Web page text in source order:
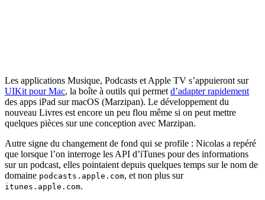
Les applications Musique, Podcasts et Apple TV s’appuieront sur
UIKit pour Mac, la boîte à outils qui permet d’adapter rapidement
des apps iPad sur macOS (Marzipan). Le développement du
nouveau Livres est encore un peu flou même si on peut mettre
quelques pièces sur une conception avec Marzipan.
Autre signe du changement de fond qui se profile : Nicolas a repéré
que lorsque l’on interroge les API d’iTunes pour des informations
sur un podcast, elles pointaient depuis quelques temps sur le nom de
domaine podcasts.apple.com, et non plus sur
itunes.apple.com.